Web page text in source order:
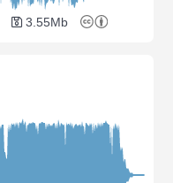
3.55Mb